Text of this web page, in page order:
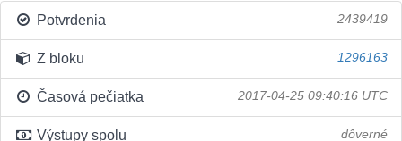
Potvrdenia 2439419
Z bloku 1296163
Časová pečiatka 2017-04-25 09:40:16 UTC
Výstupy spolu dôverné